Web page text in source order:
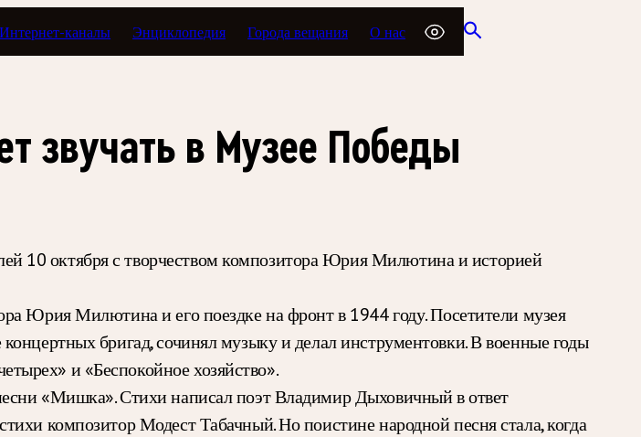
Интернет-каналы Энциклопедия Города вещания О нас
звучать в Музее Победы
10 октября с творчеством композитора Юрия Милютина и историей
Юрия Милютина и его поездке на фронт в 1944 году. Посетители музея
бригад, сочинял музыку и делал инструментовки. В военные годы
и «Беспокойное хозяйство».
«Мишка». Стихи написал поэт Владимир Дыховичный в ответ
композитор Модест Табачный. Но поистине народной песня стала, когда